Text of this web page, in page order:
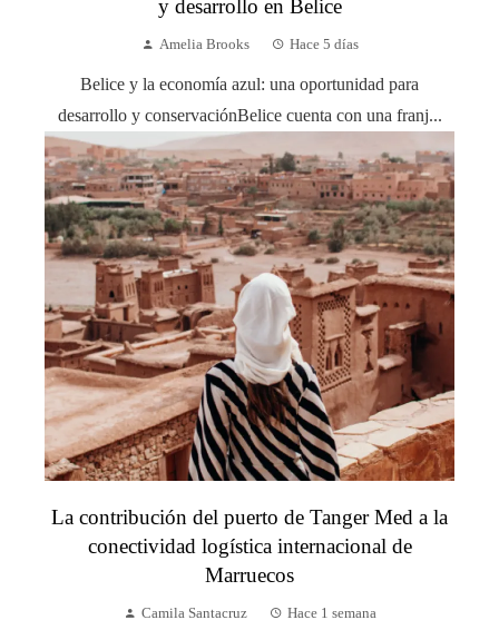
y desarrollo en Belice
Amelia Brooks Hace 5 días
Belice y la economía azul: una oportunidad para
desarrollo y conservaciónBelice cuenta con una franj...
La contribución del puerto de Tanger Med a la
conectividad logística internacional de
Marruecos
Camila Santacruz Hace 1 semana